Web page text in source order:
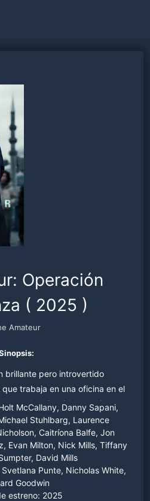
Operación
( 2025 )
Amateur
brillante pero introvertido
trabaja en una oficina en el
Langley. Su vida cambia
esposa muere en un ataque
Cuando sus supervisores se
el asunto, él mismo toma las
un peligroso viaje por todo el
responsables. Su inteligencia
para llevar a cabo su
McCallany, Danny Sapani,
Stuhlbarg, Laurence
Caitríona Balfe, Jon
Evan Milton, Nick Mills, Tiffany
David Mills
Punte, Nicholas White,
Goodwin
estreno: 2025